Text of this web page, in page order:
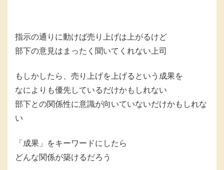
指示の通りに動けば売り上げは上がるけど
部下の意見はまったく聞いてくれない上司
もしかしたら、売り上げを上げるという成果を
なによりも優先しているだけかもしれない
部下との関係性に意識が向いていないだけかもしれな
い
「成果」をキーワードにしたら
どんな関係が築けるだろう